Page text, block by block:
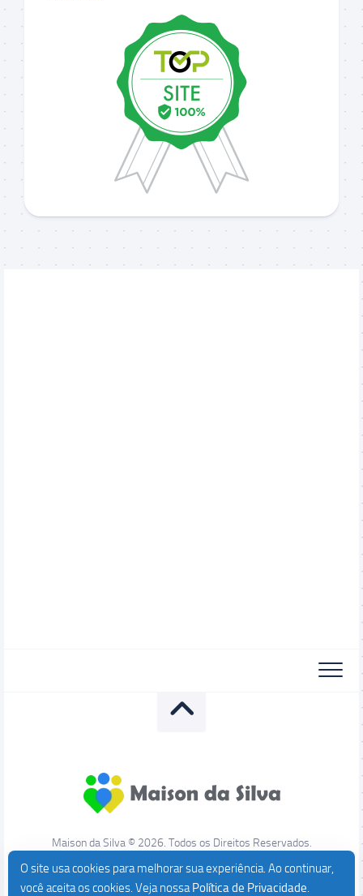
Maison da Silva © 2026. Todos os Direitos Reservados.
O site usa cookies para melhorar sua experiência. Ao continuar,
você aceita os cookies. Veja nossaPolítica de Privacidade.